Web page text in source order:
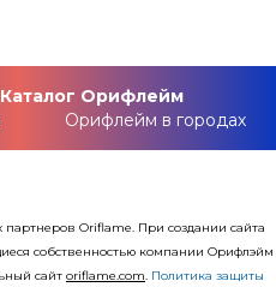
Каталог Орифлейм
Орифлейм в городах
Oriflame. При создании сайта
собственностью компании Орифлэйм
сайт оriflаme.com. Политика защиты